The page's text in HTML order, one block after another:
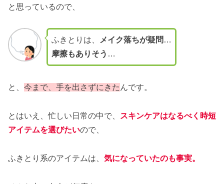
と思っているので、
ふきとりは、 メイク落ちが疑問 …
摩擦もありそう …
と、 今まで、手を出さずにきた んです。
とはいえ、忙しい日常の中で、
スキンケアはなるべく時短
アイテムを選びたいので、
ふきとり系のアイテムは、 気になっていたのも事実。